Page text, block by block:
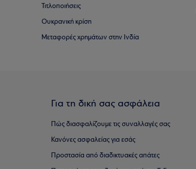
Τιτλοποιήσεις
Ουκρανική κρίση
Μεταφορές χρημάτων στην Ινδία
Για τη δική σας ασφάλεια
Πώς διασφαλίζουμε τις συναλλαγές σας
Κανόνες ασφαλείας για εσάς
Προστασία από διαδικτυακές απάτες